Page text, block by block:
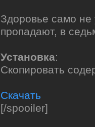
Здоровье само не
пропадают, в
Установка:
Скопировать
Скачать
[/spooiler]